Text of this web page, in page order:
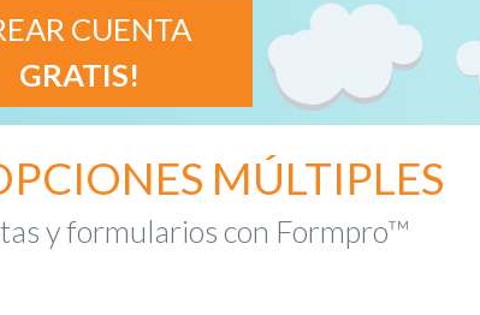
CUENTA
GRATIS!
MÚLTIPLES
y formularios con Formpro™